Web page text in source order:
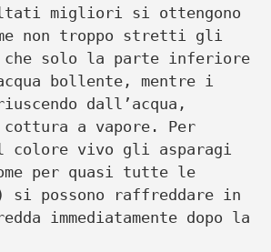
migliori si ottengono
non troppo stretti gli
che solo la parte inferiore
bollente, mentre i
dall’acqua,
cottura a vapore. Per
colore vivo gli asparagi
per quasi tutte le
si possono raffreddare in
immediatamente dopo la